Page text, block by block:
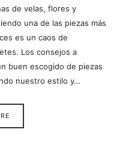
de velas, flores y
una de las piezas más
es un caos de
Los consejos a
buen escogido de piezas
nuestro estilo y…